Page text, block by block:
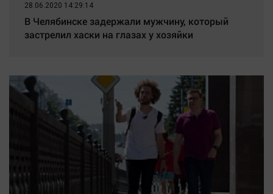
28.06.2020 14:29:14
В Челябинске задержали мужчину, который
застрелил хаски на глазах у хозяйки